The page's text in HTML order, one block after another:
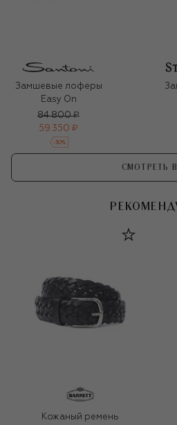
Замшевые лоферы
Easy On
84 800 ₽
59 350 ₽
-30%
СМОТРЕТЬ
Кожаный ремень